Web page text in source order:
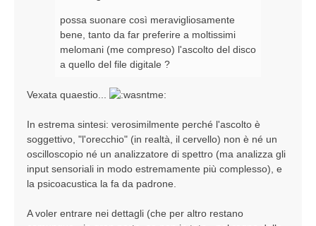
possa suonare così meravigliosamente
bene, tanto da far preferire a moltissimi
melomani (me compreso) l'ascolto del disco
a quello del file digitale ?
Vexata quaestio...
In estrema sintesi: verosimilmente perché l'ascolto è
soggettivo, "l'orecchio" (in realtà, il cervello) non è né un
oscilloscopio né un analizzatore di spettro (ma analizza gli
input sensoriali in modo estremamente più complesso), e
la psicoacustica la fa da padrone.
A voler entrare nei dettagli (che per altro restano